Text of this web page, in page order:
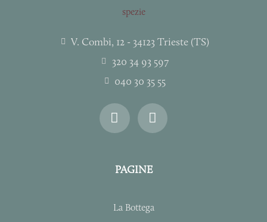
V. Combi, 12 - 34123 Trieste (TS)
320 34 93 597
040 30 35 55
I
n
s
a
g
a
F
a
c
b
o
k
PAGINE
La Bottega